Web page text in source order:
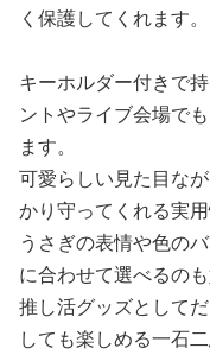
く保護してくれます。
キーホルダー付きで
ントやライブ会場で
ます。
可愛らしい見た目な
かり守ってくれる実
うさぎの表情や色の
に合わせて選べるの
推し活グッズとして
しても楽しめる一石